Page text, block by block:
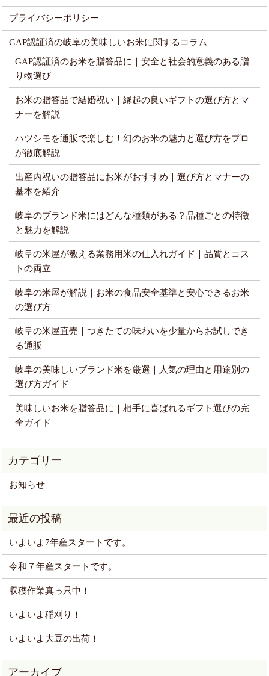
プライバシーポリシー
GAP認証済の岐阜の美味しいお米に関するコラム
GAP認証済のお米を贈答品に｜安全と社会的意義のある贈
り物選び
お米の贈答品で結婚祝い｜縁起の良いギフトの選び方とマ
ナーを解説
ハツシモを通販で楽しむ！幻のお米の魅力と選び方をプロ
が徹底解説
出産内祝いの贈答品にお米がおすすめ｜選び方とマナーの
基本を紹介
岐阜のブランド米にはどんな種類がある？品種ごとの特徴
と魅力を解説
岐阜の米屋が教える業務用米の仕入れガイド｜品質とコス
トの両立
岐阜の米屋が解説｜お米の食品安全基準と安心できるお米
の選び方
岐阜の米屋直売｜つきたての味わいを少量からお試しでき
る通販
岐阜の美味しいブランド米を厳選｜人気の理由と用途別の
選び方ガイド
美味しいお米を贈答品に｜相手に喜ばれるギフト選びの完
全ガイド
お知らせ
いよいよ7年産スタートです。
令和７年産スタートです。
収穫作業真っ只中！
いよいよ稲刈り！
いよいよ大豆の出荷！